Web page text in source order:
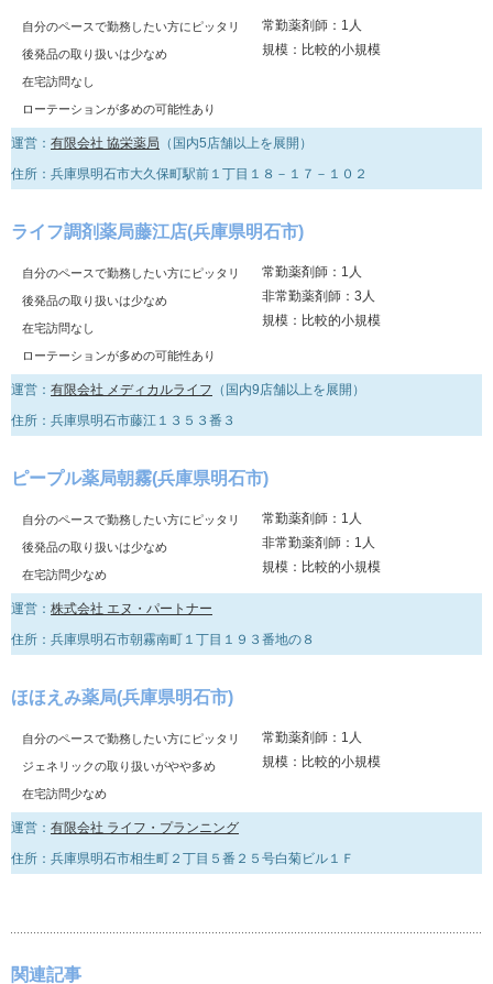
自分のペースで勤務したい方にピッタリ
後発品の取り扱いは少なめ
在宅訪問なし
ローテーションが多めの可能性あり
常勤薬剤師：1人
規模：比較的小規模
運営： 有限会社 協栄薬局 （国内5店舗以上を展開）
住所：兵庫県明石市大久保町駅前１丁目１８－１７－１０２
ライフ調剤薬局藤江店(兵庫県明石市)
自分のペースで勤務したい方にピッタリ
後発品の取り扱いは少なめ
在宅訪問なし
ローテーションが多めの可能性あり
常勤薬剤師：1人
非常勤薬剤師：3人
規模：比較的小規模
運営： 有限会社 メディカルライフ （国内9店舗以上を展開）
住所：兵庫県明石市藤江１３５３番３
ピープル薬局朝霧(兵庫県明石市)
自分のペースで勤務したい方にピッタリ
後発品の取り扱いは少なめ
在宅訪問少なめ
常勤薬剤師：1人
非常勤薬剤師：1人
規模：比較的小規模
運営： 株式会社 エヌ・パートナー
住所：兵庫県明石市朝霧南町１丁目１９３番地の８
ほほえみ薬局(兵庫県明石市)
自分のペースで勤務したい方にピッタリ
ジェネリックの取り扱いがやや多め
在宅訪問少なめ
常勤薬剤師：1人
規模：比較的小規模
運営： 有限会社 ライフ・プランニング
住所：兵庫県明石市相生町２丁目５番２５号白菊ビル１Ｆ
関連記事